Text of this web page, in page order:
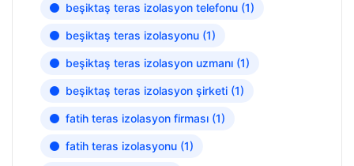
beşiktaş teras izolasyon telefonu (1)
beşiktaş teras izolasyonu (1)
beşiktaş teras izolasyon uzmanı (1)
beşiktaş teras izolasyon şirketi (1)
fatih teras izolasyon firması (1)
fatih teras izolasyonu (1)